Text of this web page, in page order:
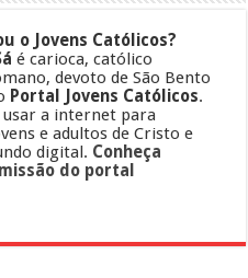
o Jovens Católicos?
é carioca, católico
devoto de São Bento
Portal Jovens Católicos.
usar a internet para
e adultos de Cristo e
digital. Conheça
do portal